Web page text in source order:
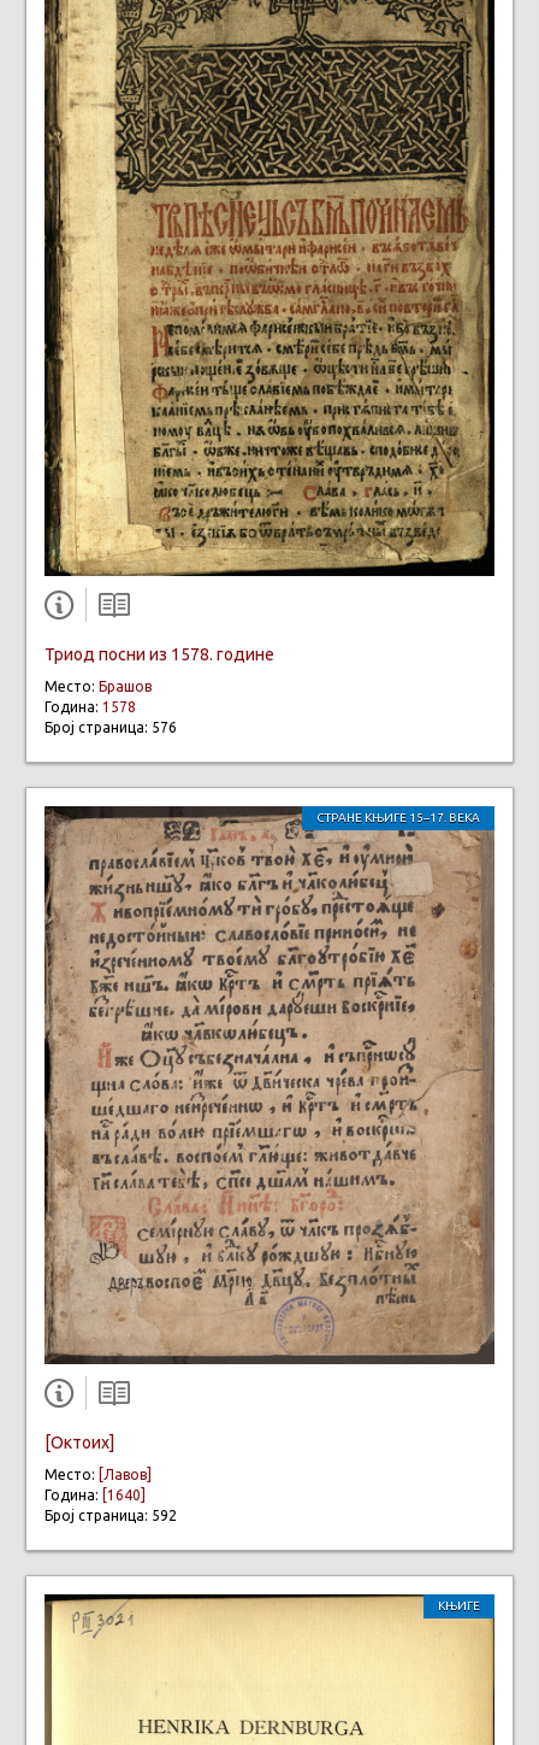
Триод посни из 1578. године
Место: Брашов
Година: 1578
Број страница: 576
СТРАНЕ КЊИГЕ 15–17. ВЕКА
[Октоих]
Место: [Лавов]
Година: [1640]
Број страница: 592
КЊИГЕ